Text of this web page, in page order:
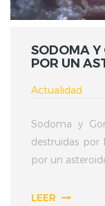
SODOMA Y
POR UN
Actualidad
Sodoma y
destruidas por
por un
LEER